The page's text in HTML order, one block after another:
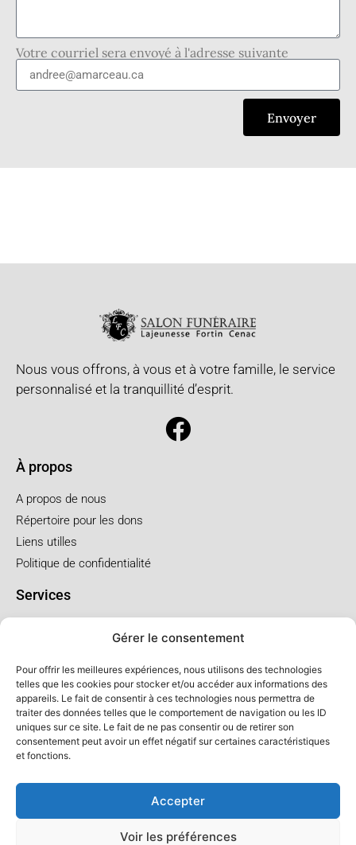
Gérer le consentement
Pour offrir les meilleures expériences, nous utilisons des technologies
telles que les cookies pour stocker et/ou accéder aux informations des
appareils. Le fait de consentir à ces technologies nous permettra de
traiter des données telles que le comportement de navigation ou les ID
uniques sur ce site. Le fait de ne pas consentir ou de retirer son
consentement peut avoir un effet négatif sur certaines caractéristiques
et fonctions.
Accepter
Voir les préférences
Votre courriel sera envoyé à l'adresse suivante
Envoyer
Nous vous offrons, à vous et à votre famille, le service
personnalisé et la tranquillité d’esprit.
À propos
A propos de nous
Répertoire pour les dons
Liens utilles
Politique de confidentialité
Services
Funérailles au salon
Forfaits et prix
Forfait crémation
Forfait service à l'église